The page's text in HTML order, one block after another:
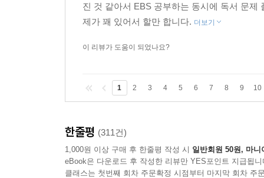
진 것 같아서 EBS 공부하는 동시에 독서 문
제가 꽤 있어서 할만 합니다. 더보기
이 리뷰가 도움이 되었나요?
1 2 3 4 5 6 7 8 9 10
한줄평 (311건)
1,000원 이상 구매 후 한줄평 작성 시 일반회원 50원, 마니
eBook은 다운로드 후 작성한 리뷰만 YES포인트 지급됩니
클래스는 첫번째 회차 주문확정 시점부터 마지막 회차 주